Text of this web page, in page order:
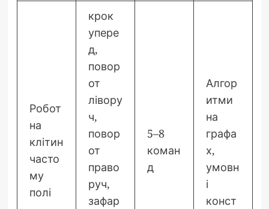
Робот
на
клітин
часто
му
полі
крок
упере
д,
повор
от
лівору
ч,
повор
от
право
руч,
зафар
5–8
коман
д
Алгор
итми
на
графа
х,
умовн
і
конст